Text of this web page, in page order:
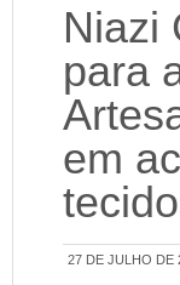
Niazi
para
em
27 DE JULHO DE